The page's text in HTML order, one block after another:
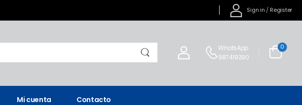
Sign in / Register
WhatsApp
987419290
0
Mi cuenta Contacto